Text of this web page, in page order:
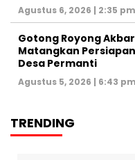
Agustus 6, 2026 | 2:35
Gotong Royong
Matangkan
Desa Permanti
Agustus 5, 2026 | 6:43
TRENDING